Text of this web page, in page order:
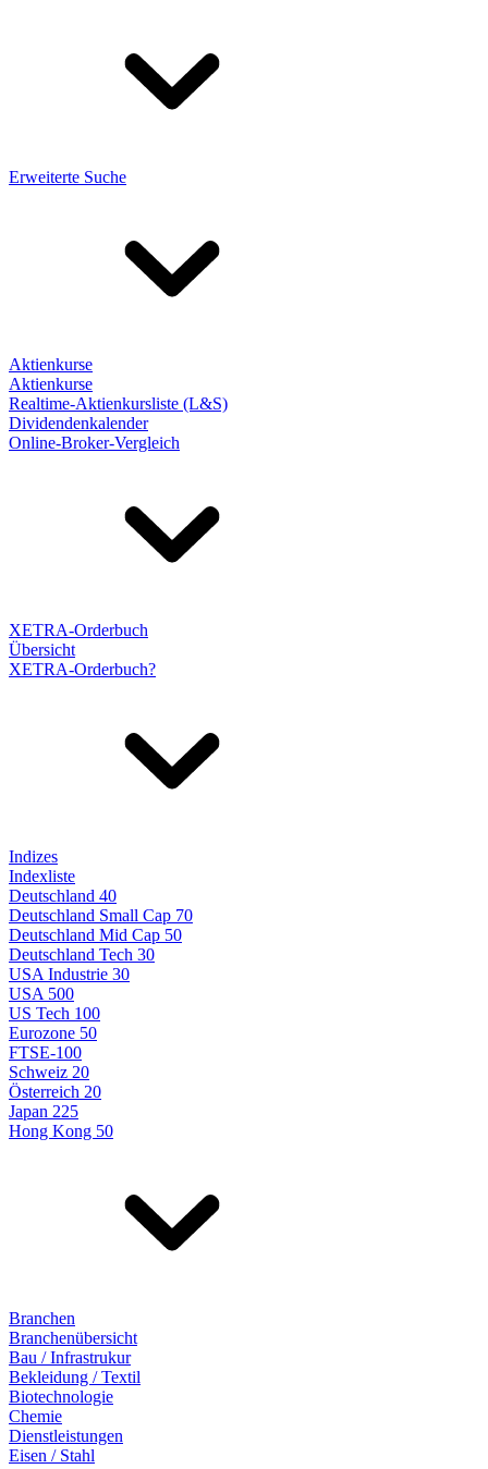
Erweiterte Suche
Aktienkurse
Aktienkurse
Realtime-Aktienkursliste (L&S)
Dividendenkalender
Online-Broker-Vergleich
XETRA-Orderbuch
Übersicht
XETRA-Orderbuch?
Indizes
Indexliste
Deutschland 40
Deutschland Small Cap 70
Deutschland Mid Cap 50
Deutschland Tech 30
USA Industrie 30
USA 500
US Tech 100
Eurozone 50
FTSE-100
Schweiz 20
Österreich 20
Japan 225
Hong Kong 50
Branchen
Branchenübersicht
Bau / Infrastrukur
Bekleidung / Textil
Biotechnologie
Chemie
Dienstleistungen
Eisen / Stahl